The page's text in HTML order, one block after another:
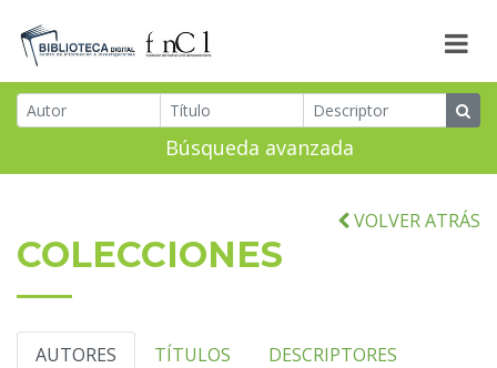
Búsqueda avanzada
VOLVER ATRÁS
COLECCIONES
AUTORES TÍTULOS DESCRIPTORES